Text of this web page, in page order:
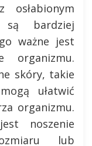
osłabionym
są bardziej
ważne jest
organizmu.
skóry, takie
ułatwić
organizmu.
noszenie
lub